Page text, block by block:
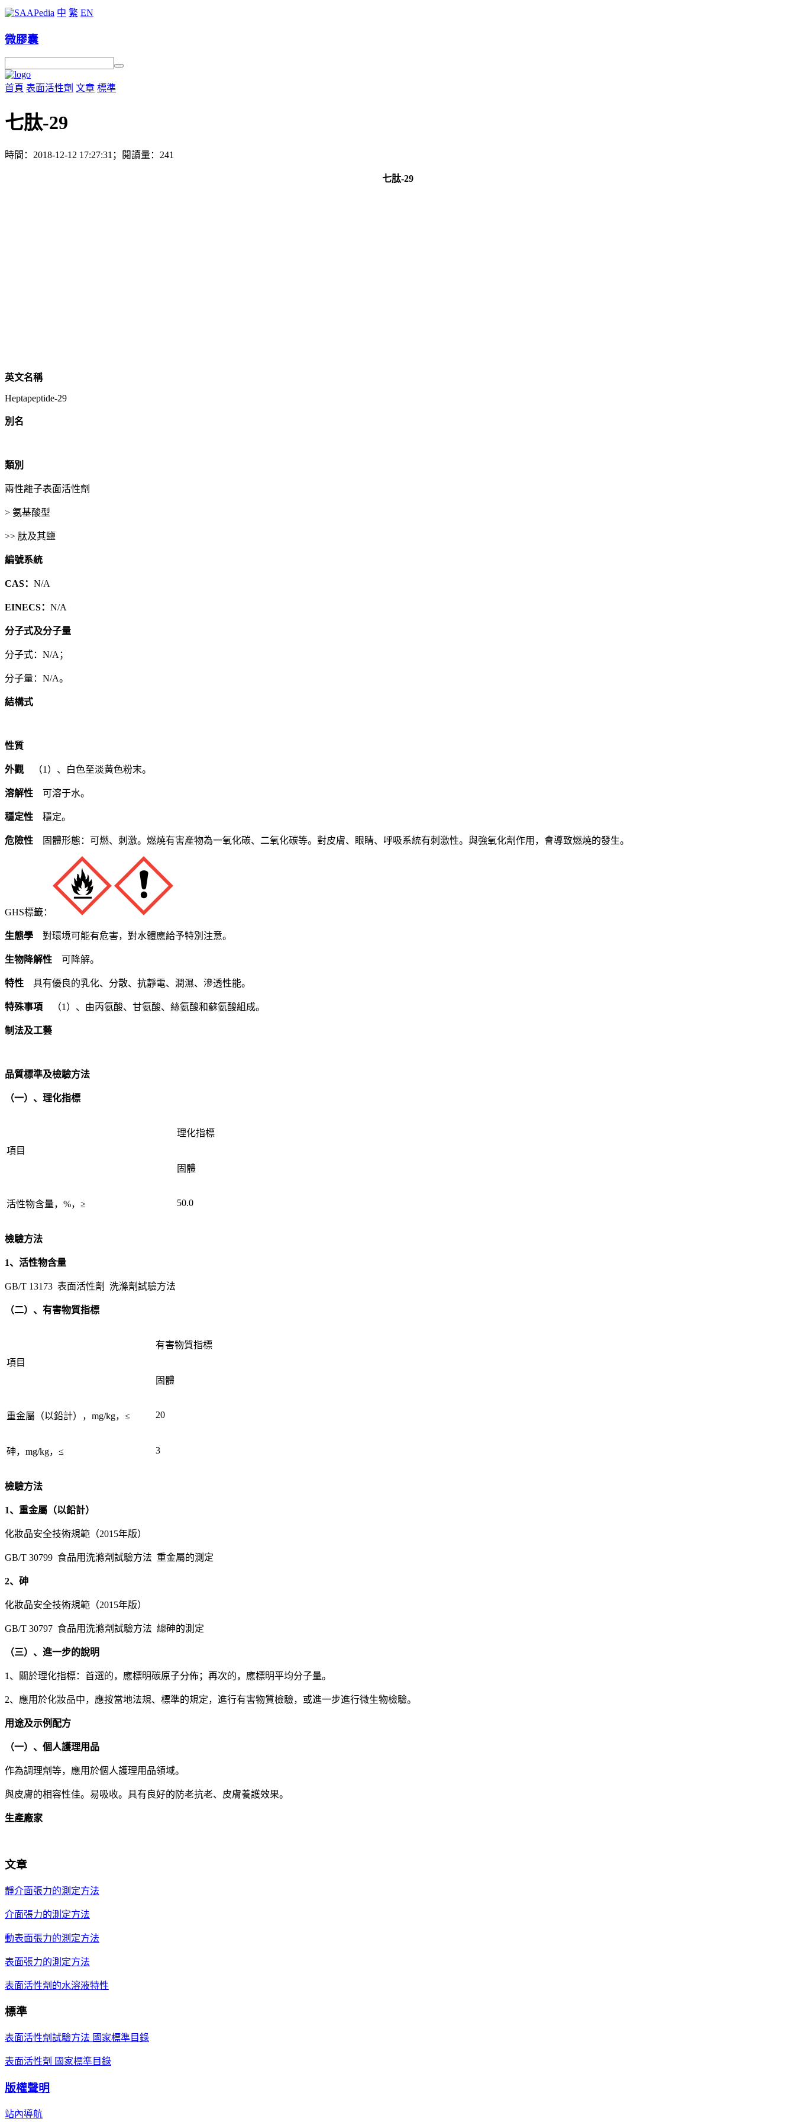
中 繁 EN
微膠囊
首頁 表面活性劑 文章 標準
七肽-29
時間：2018-12-12 17:27:31；閱讀量：241
七肽-29
英文名稱
Heptapeptide-29
別名
類別
兩性離子表面活性劑
> 氨基酸型
>> 肽及其鹽
編號系統
CAS： N/A
EINECS： N/A
分子式及分子量
分子式：N/A；
分子量：N/A。
結構式
性質
外觀 （1）、白色至淡黃色粉末。
溶解性 可溶于水。
穩定性 穩定。
危險性 固體形態：可燃、刺激。燃燒有害產物為一氧化碳、二氧化碳等。對皮膚、眼睛、呼吸系統有刺激性。與強氧化劑作用，會導致燃燒的發生。
GHS標籤：
生態學 對環境可能有危害，對水體應給予特別注意。
生物降解性 可降解。
特性 具有優良的乳化、分散、抗靜電、潤濕、滲透性能。
特殊事項 （1）、由丙氨酸、甘氨酸、絲氨酸和蘇氨酸組成。
制法及工藝
品質標準及檢驗方法
（一）、理化指標
項目
理化指標
固體
活性物含量，%，≥ 50.0
檢驗方法
1、活性物含量
GB/T 13173 表面活性劑 洗滌劑試驗方法
（二）、有害物質指標
項目
有害物質指標
固體
重金屬（以鉛計），mg/kg，≤ 20
砷，mg/kg，≤ 3
檢驗方法
1、重金屬（以鉛計）
化妝品安全技術規範（2015年版）
GB/T 30799 食品用洗滌劑試驗方法 重金屬的測定
2、砷
化妝品安全技術規範（2015年版）
GB/T 30797 食品用洗滌劑試驗方法 總砷的測定
（三）、進一步的說明
1、關於理化指標：首選的，應標明碳原子分佈；再次的，應標明平均分子量。
2、應用於化妝品中，應按當地法規、標準的規定，進行有害物質檢驗，或進一步進行微生物檢驗。
用途及示例配方
（一）、個人護理用品
作為調理劑等，應用於個人護理用品領域。
與皮膚的相容性佳。易吸收。具有良好的防老抗老、皮膚養護效果。
生產廠家
文章
靜介面張力的測定方法
介面張力的測定方法
動表面張力的測定方法
表面張力的測定方法
表面活性劑的水溶液特性
標準
表面活性劑試驗方法 國家標準目錄
表面活性劑 國家標準目錄
版權聲明
站內導航